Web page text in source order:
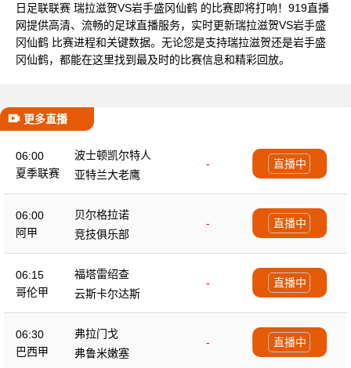
日足联联赛 瑞拉滋贺VS岩手盛冈仙鹤 的比赛即将打响！919直播
网提供高清、流畅的足球直播服务，实时更新瑞拉滋贺VS岩手盛
冈仙鹤 比赛进程和关键数据。无论您是支持瑞拉滋贺还是岩手盛
冈仙鹤，都能在这里找到最及时的比赛信息和精彩回放。
更多直播
06:00
夏季联赛
波士顿凯尔特人
-
亚特兰大老鹰
直播中
06:00
阿甲
贝尔格拉诺
-
竞技俱乐部
直播中
06:15
哥伦甲
福塔雷绍查
-
云斯卡尔达斯
直播中
06:30
巴西甲
弗拉门戈
-
弗鲁米嫩塞
直播中